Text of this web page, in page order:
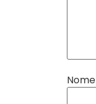
Nome